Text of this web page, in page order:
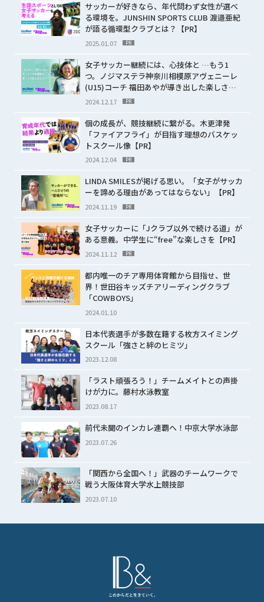
サッカーが好きなら、年代問わず女性が選べ
る環境を。JUNSHIN SPORTS CLUB 渡邉亜紀
が語る循環型クラブとは？【PR】
2025.01.07 PR
女子サッカー継続には、心技体と …もう1
つ。ノジマステラ神奈川相模原アヴェニーレ
(U15)コーチ 福田あやが導き出した楽しさ…
2024.12.17 PR
個の成長が、競技継続に繋がる。木更津発
「ファイアフライ」が目指す理想のバスケッ
トスクール像【PR】
2024.12.04 PR
LINDA SMILESが掲げる思い。「女子がサッカ
ーを諦める理由があってはならない」【PR】
2024.11.19 PR
女子サッカーに「Jクラブ以外で続ける道」が
ある意義。中学生に“free”な楽しさを【PR】
2024.11.12 PR
都内唯一のチア専用体育館から目指せ、世
界！世田谷キッズチアリーディングクラブ
「COWBOYS」
2024.01.10
日本代表選手が多数在籍する枚方スイミング
スクール「強さと絆のヒミツ」
2023.12.08
「ラスト頑張ろう！」チームメイトとの声掛
けが力に。藤村水泳教室
2023.08.17
前代未聞のインカレ連覇へ！中京大学水泳部
2023.07.26
「関西から全国へ！」武器のチームワークで
戦う大阪体育大学水上競技部
2023.07.10